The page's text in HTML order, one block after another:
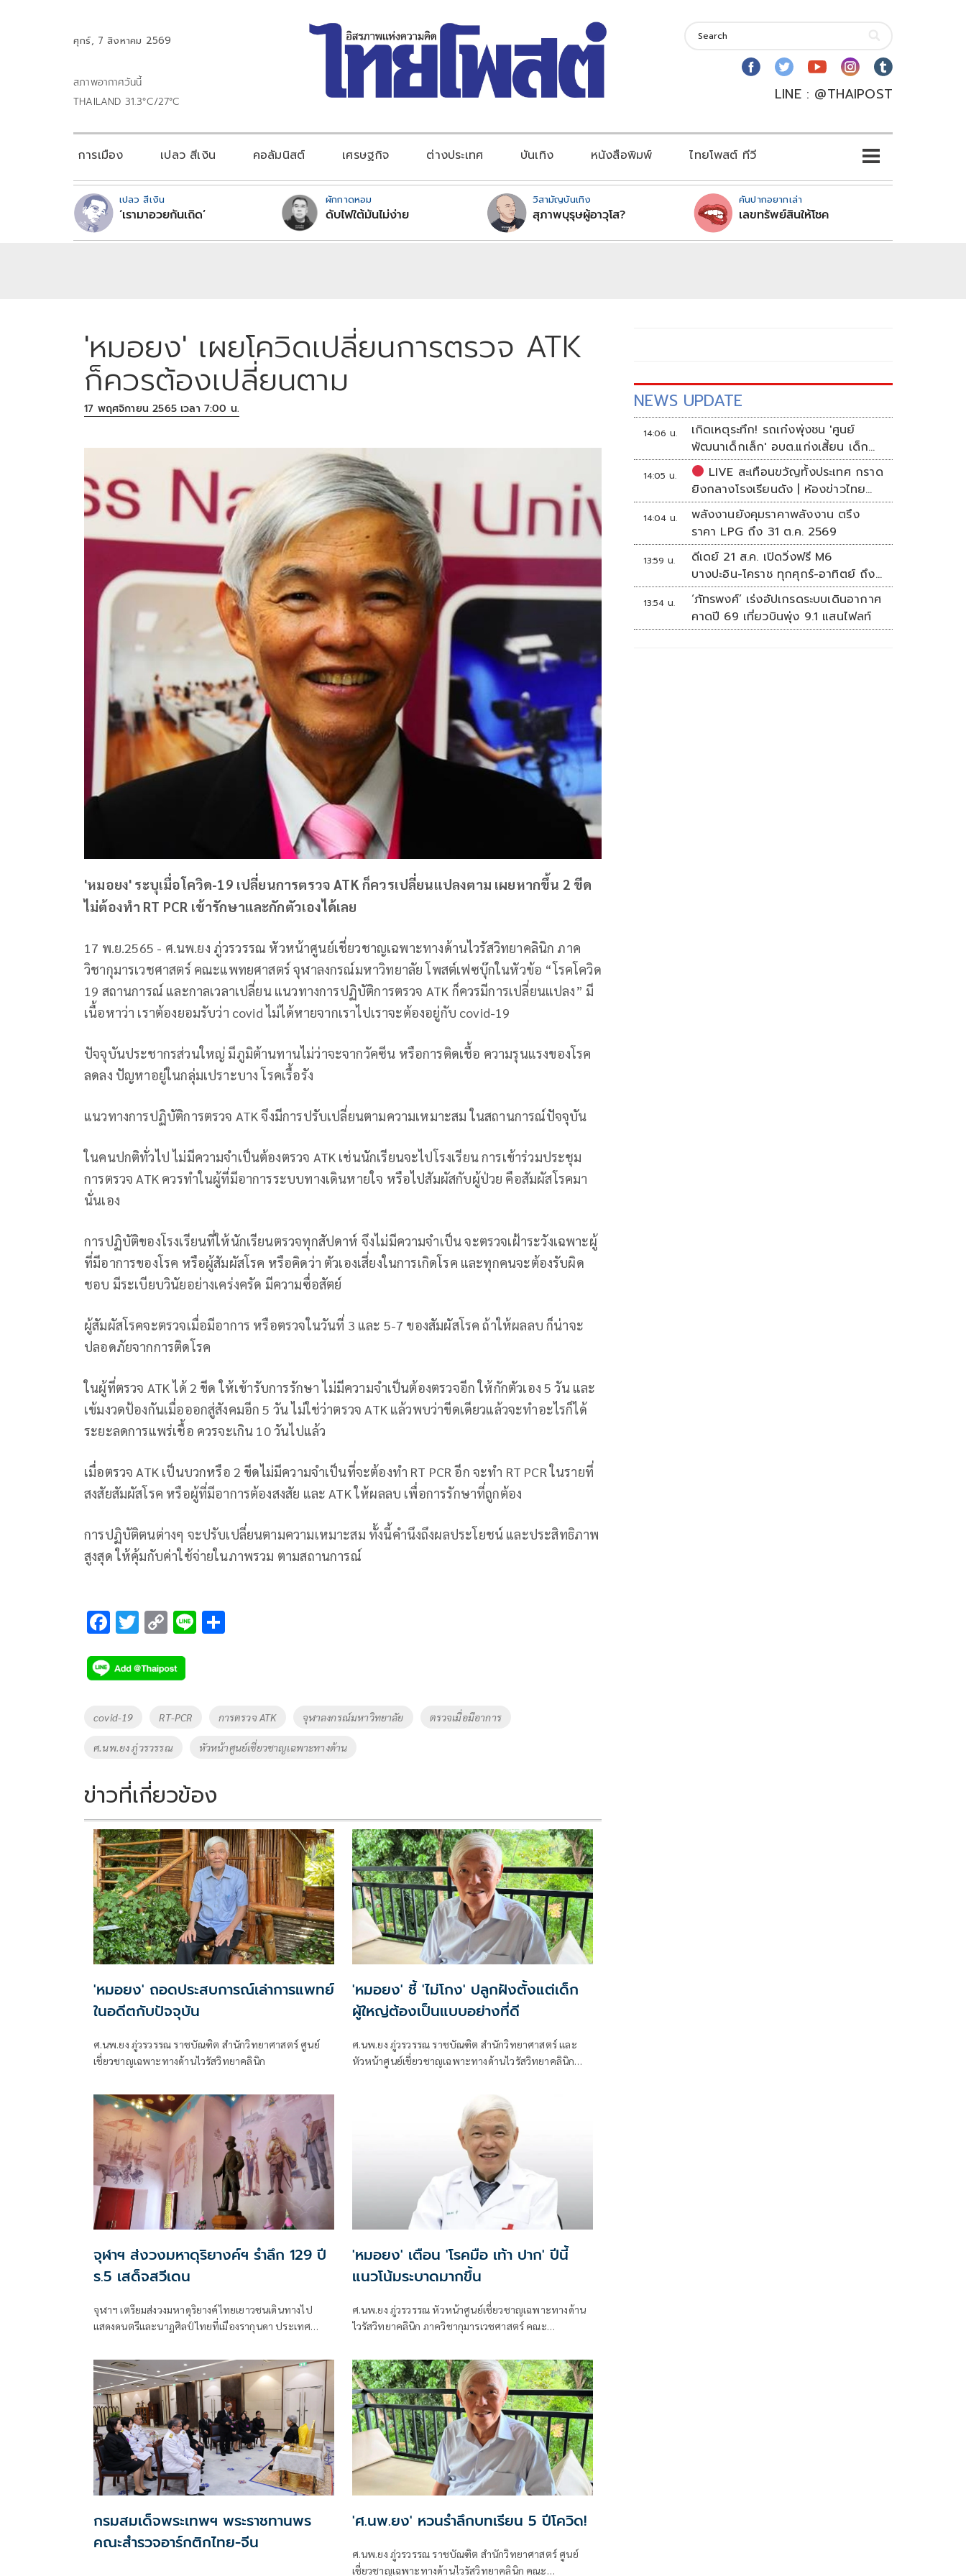
ศุกร์, 7 สิงหาคม 2569
สภาพอากาศวันนี้
THAILAND 31.3°C/27°C
LINE : @THAIPOST
การเมือง เปลว สีเงิน คอลัมนิสต์ เศรษฐกิจ ต่างประเทศ บันเทิง หนังสือพิมพ์ ไทยโพสต์ ทีวี
เปลว สีเงิน
‘เรามาอวยกันเถิด’
ผักกาดหอม
ดับไฟใต้มันไม่ง่าย
วิสามัญบันเทิง
สุภาพบุรุษผู้อาวุโส?
คันปากอยากเล่า
เลขทรัพย์สินให้โชค
'หมอยง' เผยโควิดเปลี่ยนการตรวจ ATK
ก็ควรต้องเปลี่ยนตาม
17 พฤศจิกายน 2565 เวลา 7:00 น.
'หมอยง' ระบุเมื่อโควิด-19 เปลี่ยนการตรวจ ATK ก็ควรเปลี่ยนแปลงตาม เผยหากขึ้น 2 ขีด
ไม่ต้องทำ RT PCR เข้ารักษาและกักตัวเองได้เลย
17 พ.ย.2565 - ศ.นพ.ยง ภู่วรวรรณ หัวหน้าศูนย์เชี่ยวชาญเฉพาะทางด้านไวรัสวิทยาคลินิก ภาค
วิชากุมารเวชศาสตร์ คณะแพทยศาสตร์ จุฬาลงกรณ์มหาวิทยาลัย โพสต์เฟซบุ๊กในหัวข้อ “โรคโควิด
19 สถานการณ์ และกาลเวลาเปลี่ยน แนวทางการปฏิบัติการตรวจ ATK ก็ควรมีการเปลี่ยนแปลง” มี
เนื้อหาว่า เราต้องยอมรับว่า covid ไม่ได้หายจากเราไปเราจะต้องอยู่กับ covid-19
ปัจจุบันประชากรส่วนใหญ่ มีภูมิต้านทานไม่ว่าจะจากวัคซีน หรือการติดเชื้อ ความรุนแรงของโรค
ลดลง ปัญหาอยู่ในกลุ่มเปราะบาง โรคเรื้อรัง
แนวทางการปฏิบัติการตรวจ ATK จึงมีการปรับเปลี่ยนตามความเหมาะสม ในสถานการณ์ปัจจุบัน
ในคนปกติทั่วไป ไม่มีความจำเป็นต้องตรวจ ATK เช่นนักเรียนจะไปโรงเรียน การเข้าร่วมประชุม
การตรวจ ATK ควรทำในผู้ที่มีอาการระบบทางเดินหายใจ หรือไปสัมผัสกับผู้ป่วย คือสัมผัสโรคมา
นั่นเอง
การปฏิบัติของโรงเรียนที่ให้นักเรียนตรวจทุกสัปดาห์ จึงไม่มีความจำเป็น จะตรวจเฝ้าระวังเฉพาะผู้
ที่มีอาการของโรค หรือผู้สัมผัสโรค หรือคิดว่า ตัวเองเสี่ยงในการเกิดโรค และทุกคนจะต้องรับผิด
ชอบ มีระเบียบวินัยอย่างเคร่งครัด มีความซื่อสัตย์
ผู้สัมผัสโรคจะตรวจเมื่อมีอาการ หรือตรวจในวันที่ 3 และ 5-7 ของสัมผัสโรค ถ้าให้ผลลบ ก็น่าจะ
ปลอดภัยจากการติดโรค
ในผู้ที่ตรวจ ATK ได้ 2 ขีด ให้เข้ารับการรักษา ไม่มีความจำเป็นต้องตรวจอีก ให้กักตัวเอง 5 วัน และ
เข้มงวดป้องกันเมื่อออกสู่สังคมอีก 5 วัน ไม่ใช่ว่าตรวจ ATK แล้วพบว่าขีดเดียวแล้วจะทำอะไรก็ได้
ระยะลดการแพร่เชื้อ ควรจะเกิน 10 วันไปแล้ว
เมื่อตรวจ ATK เป็นบวกหรือ 2 ขีดไม่มีความจำเป็นที่จะต้องทำ RT PCR อีก จะทำ RT PCR ในรายที่
สงสัยสัมผัสโรค หรือผู้ที่มีอาการต้องสงสัย และ ATK ให้ผลลบ เพื่อการรักษาที่ถูกต้อง
การปฏิบัติตนต่างๆ จะปรับเปลี่ยนตามความเหมาะสม ทั้งนี้คำนึงถึงผลประโยชน์ และประสิทธิภาพ
สูงสุด ให้คุ้มกับค่าใช้จ่ายในภาพรวม ตามสถานการณ์
F
e
b
o
k
T
tt
er
C
p
y
Li
k
Li
Tags
covid-19 RT-PCR การตรวจ ATK จุฬาลงกรณ์มหาวิทยาลัย ตรวจเมื่อมีอาการ
ศ.นพ.ยง ภู่วรวรรณ หัวหน้าศูนย์เชี่ยวชาญเฉพาะทางด้าน
ข่าวที่เกี่ยวข้อง
'หมอยง' ถอดประสบการณ์เล่าการแพทย์
ในอดีตกับปัจจุบัน
ศ.นพ.ยง ภู่วรวรรณ ราชบัณฑิต สำนักวิทยาศาสตร์ ศูนย์
เชี่ยวชาญเฉพาะทางด้านไวรัสวิทยาคลินิก
'หมอยง' ชี้ 'ไม่โกง' ปลูกฝังตั้งแต่เด็ก
ผู้ใหญ่ต้องเป็นแบบอย่างที่ดี
ศ.นพ.ยง ภู่วรวรรณ ราชบัณฑิต สำนักวิทยาศาสตร์ และ
หัวหน้าศูนย์เชี่ยวชาญเฉพาะทางด้านไวรัสวิทยาคลินิก
ความผ่านเฟซบุ๊กว่า ความซื่อสัตย์ ไม่คดโกงต้องปลูกฝัง
จุฬาฯ ส่งวงมหาดุริยางค์ฯ รำลึก 129 ปี
ร.5 เสด็จสวีเดน
จุฬาฯ เตรียมส่งวงมหาดุริยางค์ไทยเยาวชนเดินทางไป
แสดงดนตรีและนาฏศิลป์ไทยที่เมืองรากุนดา ประเทศ
19 ก.ค. 25
'หมอยง' เตือน 'โรคมือ เท้า ปาก' ปีนี้
แนวโน้มระบาดมากขึ้น
ศ.นพ.ยง ภู่วรวรรณ หัวหน้าศูนย์เชี่ยวชาญเฉพาะทางด้าน
ไวรัสวิทยาคลินิก ภาควิชากุมารเวชศาสตร์ คณะ
กรมสมเด็จพระเทพฯ พระราชทานพร
คณะสำรวจอาร์กติกไทย-จีน
'ศ.นพ.ยง' หวนรำลึกบทเรียน 5 ปีโควิด!
ศ.นพ.ยง ภู่วรวรรณ ราชบัณฑิต สำนักวิทยาศาสตร์ ศูนย์
เชี่ยวชาญเฉพาะทางด้านไวรัสวิทยาคลินิก คณะ
NEWS UPDATE
14:06 น.
เกิดเหตุระทึก! รถเก๋งพุ่งชน 'ศูนย์
พัฒนาเด็กเล็ก' อบต.แก่งเสี้ยน เด็ก
เจ็บกว่า 10 ราย
14:05 น.
LIVE สะเทือนขวัญทั้งประเทศ กราด
ยิงกลางโรงเรียนดัง | ห้องข่าวไทย
โพสต์
14:04 น.
พลังงานยังคุมราคาพลังงาน ตรึง
ราคา LPG ถึง 31 ต.ค. 2569
13:59 น.
ดีเดย์ 21 ส.ค. เปิดวิ่งฟรี M6
บางปะอิน-โคราช ทุกศุกร์-อาทิตย์ ถึง
สิ้นปี 69
13:54 น.
‘ภัทรพงศ์’ เร่งอัปเกรดระบบเดินอากาศ
คาดปี 69 เที่ยวบินพุ่ง 9.1 แสนไฟลท์